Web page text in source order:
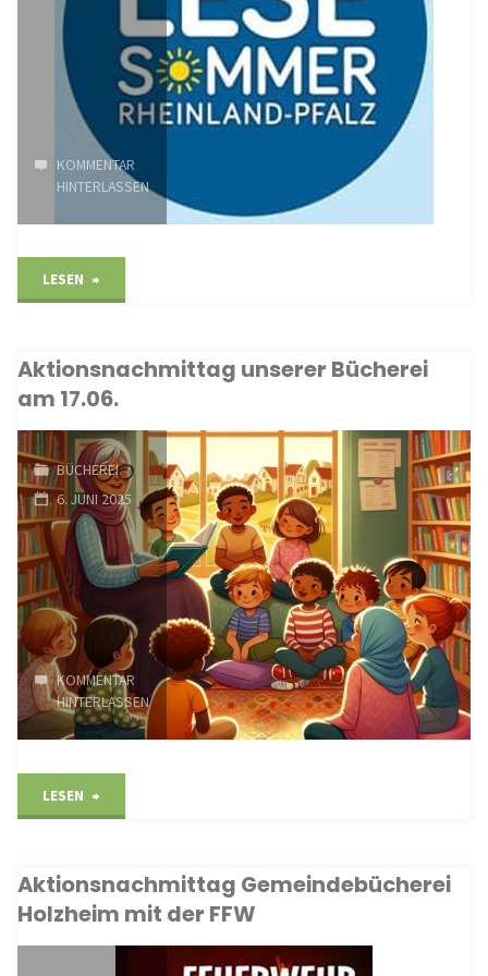
KOMMENTAR
HINTERLASSEN
LESEN
den
2025"
Aktionsnachmittag unserer Bücherei
am 17.06.
BÜCHEREI
6. JUNI 2025
KOMMENTAR
HINTERLASSEN
LESEN
Bücherei
Aktionsnachmittag Gemeindebücherei
Holzheim mit der FFW